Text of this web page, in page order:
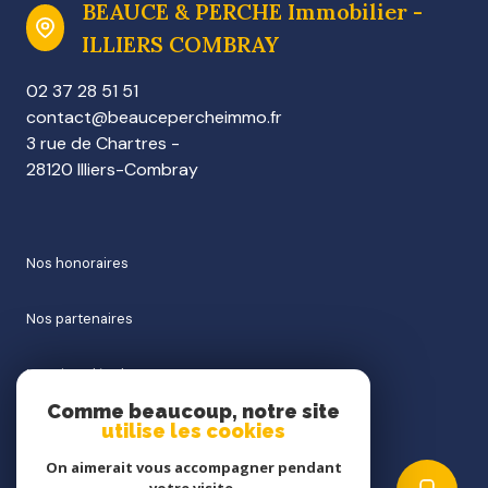
BEAUCE & PERCHE Immobilier -
ILLIERS COMBRAY
02 37 28 51 51
contact@beaucepercheimmo.fr
3 rue de Chartres -
28120 Illiers-Combray
nos honoraires
nos partenaires
mentions légales
Comme beaucoup, notre site
utilise les cookies
On aimerait vous accompagner pendant